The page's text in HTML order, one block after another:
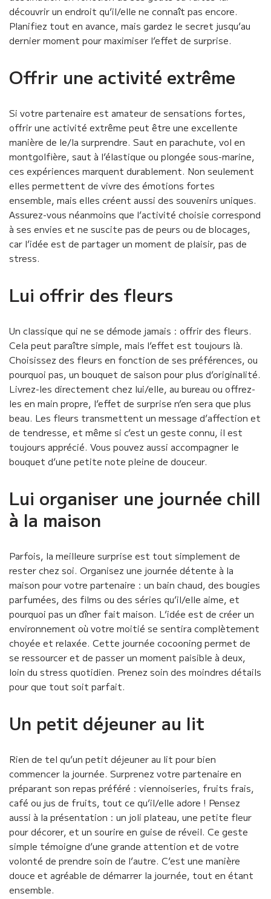
découvrir un endroit qu’il/elle ne connaît pas encore.
Planifiez tout en avance, mais gardez le secret jusqu’au
dernier moment pour maximiser l’effet de surprise.
Offrir une activité extrême
Si votre partenaire est amateur de sensations fortes,
offrir une activité extrême peut être une excellente
manière de le/la surprendre. Saut en parachute, vol en
montgolfière, saut à l’élastique ou plongée sous-marine,
ces expériences marquent durablement. Non seulement
elles permettent de vivre des émotions fortes
ensemble, mais elles créent aussi des souvenirs uniques.
Assurez-vous néanmoins que l’activité choisie correspond
à ses envies et ne suscite pas de peurs ou de blocages,
car l’idée est de partager un moment de plaisir, pas de
stress.
Lui offrir des fleurs
Un classique qui ne se démode jamais : offrir des fleurs.
Cela peut paraître simple, mais l’effet est toujours là.
Choisissez des fleurs en fonction de ses préférences, ou
pourquoi pas, un bouquet de saison pour plus d’originalité.
Livrez-les directement chez lui/elle, au bureau ou offrez-
les en main propre, l’effet de surprise n’en sera que plus
beau. Les fleurs transmettent un message d’affection et
de tendresse, et même si c’est un geste connu, il est
toujours apprécié. Vous pouvez aussi accompagner le
bouquet d’une petite note pleine de douceur.
Lui organiser une journée chill
à la maison
Parfois, la meilleure surprise est tout simplement de
rester chez soi. Organisez une journée détente à la
maison pour votre partenaire : un bain chaud, des bougies
parfumées, des films ou des séries qu’il/elle aime, et
pourquoi pas un dîner fait maison. L’idée est de créer un
environnement où votre moitié se sentira complètement
choyée et relaxée. Cette journée cocooning permet de
se ressourcer et de passer un moment paisible à deux,
loin du stress quotidien. Prenez soin des moindres détails
pour que tout soit parfait.
Un petit déjeuner au lit
Rien de tel qu’un petit déjeuner au lit pour bien
commencer la journée. Surprenez votre partenaire en
préparant son repas préféré : viennoiseries, fruits frais,
café ou jus de fruits, tout ce qu’il/elle adore ! Pensez
aussi à la présentation : un joli plateau, une petite fleur
pour décorer, et un sourire en guise de réveil. Ce geste
simple témoigne d’une grande attention et de votre
volonté de prendre soin de l’autre. C’est une manière
douce et agréable de démarrer la journée, tout en étant
ensemble.